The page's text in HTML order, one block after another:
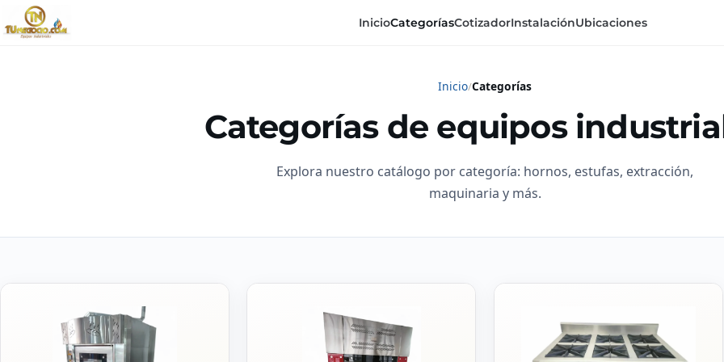
InicioCategoríasCotizadorInstalaciónUbicaciones
Inicio Categorías
Categorías de equipos
Explora nuestro catálogo por categoría: hornos, estufas, extracción,
maquinaria y más.